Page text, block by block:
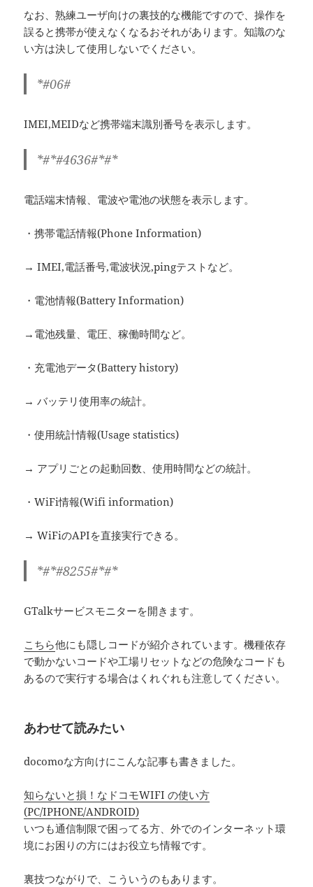
なお、熟練ユーザ向けの裏技的な機能ですので、操作を
誤ると携帯が使えなくなるおそれがあります。知識のな
い方は決して使用しないでください。
*#06#
IMEI,MEIDなど携帯端末識別番号を表示します。
*#*#4636#*#*
電話端末情報、電波や電池の状態を表示します。
・携帯電話情報(Phone Information)
→ IMEI,電話番号,電波状況,pingテストなど。
・電池情報(Battery Information)
→電池残量、電圧、稼働時間など。
・充電池データ(Battery history)
→ バッテリ使用率の統計。
・使用統計情報(Usage statistics)
→ アプリごとの起動回数、使用時間などの統計。
・WiFi情報(Wifi information)
→ WiFiのAPIを直接実行できる。
*#*#8255#*#*
GTalkサービスモニターを開きます。
こちら他にも隠しコードが紹介されています。機種依存
で動かないコードや工場リセットなどの危険なコードも
あるので実行する場合はくれぐれも注意してください。
あわせて読みたい
docomoな方向けにこんな記事も書きました。
知らないと損！なドコモWIFI の使い方
(PC/IPHONE/ANDROID)
いつも通信制限で困ってる方、外でのインターネット環
境にお困りの方にはお役立ち情報です。
裏技つながりで、こういうのもあります。